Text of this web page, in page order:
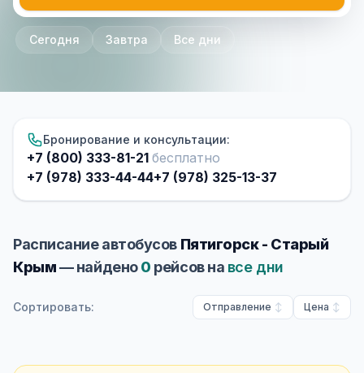
Сегодня Завтра Все дни
Бронирование и консультации:
+7 (800) 333-81-21 бесплатно
+7 (978) 333-44-44+7 (978) 325-13-37
Расписание автобусов Пятигорск - Старый
Крым— найдено0 рейсов на все дни
Сортировать: Отправление Цена